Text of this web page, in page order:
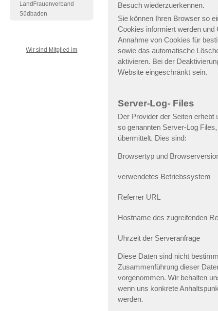
LandFrauenverband
Südbaden
Wir sind Mitglied im
Besuch wiederzuerkennen.
Sie können Ihren Browser so
Cookies informiert werden und
Annahme von Cookies für
sowie das automatische
aktivieren. Bei der
Website eingeschränkt sein.
Server-Log- Files
Der Provider der Seiten
so genannten Server-Log
übermittelt. Dies sind:
Browsertyp und
verwendetes Betriebssystem
Referrer URL
Hostname des zugreifenden
Uhrzeit der Serveranfrage
Diese Daten sind nicht
Zusammenführung dieser
vorgenommen. Wir behalten
wenn uns konkrete
werden.